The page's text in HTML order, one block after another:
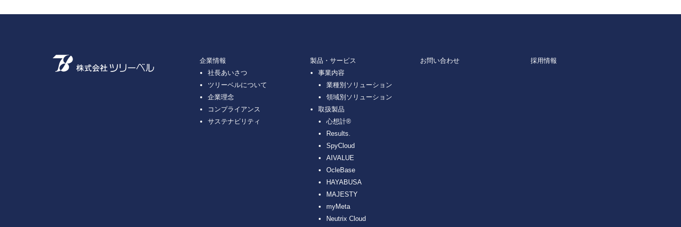
企業情報
社長あいさつ
ツリーベルについて
企業理念
コンプライアンス
サステナビリティ
製品・サービス
事業内容
業種別ソリューション
領域別ソリューション
取扱製品
心想計®
Results.
SpyCloud
AIVALUE
OcleBase
HAYABUSA
MAJESTY
myMeta
Neutrix Cloud
お問い合わせ 採用情報